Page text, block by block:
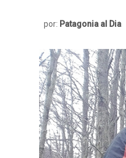
por: Patagonia al Dia